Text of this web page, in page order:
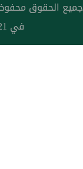
جميع الحقوق
في 1/5/2021